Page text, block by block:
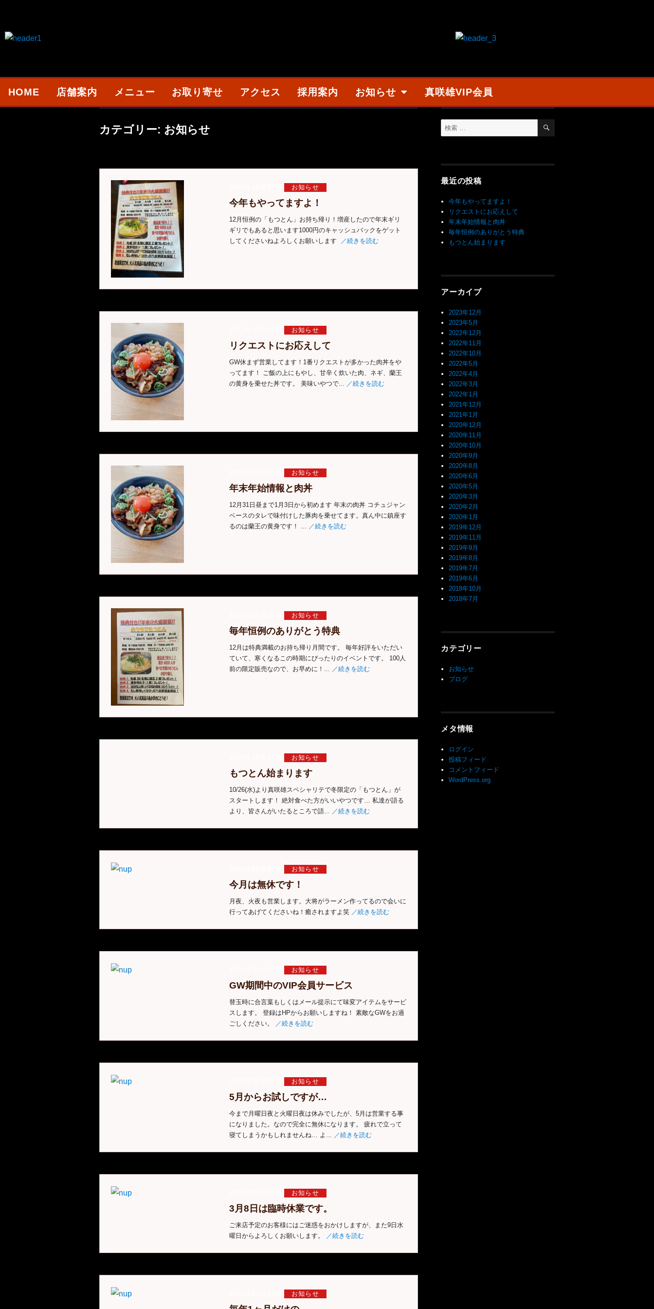
HOME 店舗案内 メニュー お取り寄せ アクセス 採用案内 お知らせ 真咲雄VIP会員
カテゴリー: お知らせ
お知らせ
今年もやってますよ！
12月恒例の「もつとん」お持ち帰り！増産したので年末ギリ
ギリでもあると思います1000円のキャッシュバックをゲット
してくださいねよろしくお願いします
／続きを読む
お知らせ
リクエストにお応えして
GW休まず営業してます！1番リクエストが多かった肉丼をや
ってます！ ご飯の上にもやし、甘辛く炊いた肉、ネギ、蘭王
の黄身を乗せた丼です。 美味いやつで...
／続きを読む
お知らせ
年末年始情報と肉丼
12月31日昼まで1月3日から初めます 年末の肉丼 コチュジャン
ベースのタレで味付けした豚肉を乗せてます。真ん中に鎮座す
るのは蘭王の黄身です！ ...
／続きを読む
お知らせ
毎年恒例のありがとう特典
12月は特典満載のお持ち帰り月間です。 毎年好評をいただい
ていて、寒くなるこの時期にぴったりのイベントです。 100人
前の限定販売なので、お早めに！...
／続きを読む
お知らせ
もつとん始まります
10/26(水)より真咲雄スペシャリテで冬限定の「もつとん」が
スタートします！ 絶対食べた方がいいやつです… 私達が語る
より、皆さんがいたるところで語... ／続きを読む
お知らせ
今月は無休です！
月夜、火夜も営業します。大将がラーメン作ってるので会いに
行ってあげてくださいね！癒されますよ笑 ／続きを読む
お知らせ
GW期間中のVIP会員サービス
替玉時に合言葉もしくはメール提示にて味変アイテムをサービ
スします。 登録はHPからお願いしますね！ 素敵なGWをお過
ごしください。
／続きを読む
お知らせ
5月からお試しですが…
今まで月曜日夜と火曜日夜は休みでしたが、5月は営業する事
になりました。なので完全に無休になります。 疲れで立って
寝てしまうかもしれませんね… よ... ／続きを読む
お知らせ
3月8日は臨時休業です。
ご来店予定のお客様にはご迷惑をおかけしますが、また9日水
曜日からよろしくお願いします。
／続きを読む
お知らせ
最近の投稿
今年もやってますよ！
リクエストにお応えして
年末年始情報と肉丼
毎年恒例のありがとう特典
もつとん始まります
アーカイブ
2023年12月
2023年5月
2022年12月
2022年11月
2022年10月
2022年5月
2022年4月
2022年3月
2022年1月
2021年12月
2021年1月
2020年12月
2020年11月
2020年10月
2020年9月
2020年8月
2020年6月
2020年5月
2020年3月
2020年2月
2020年1月
2019年12月
2019年11月
2019年9月
2019年8月
2019年7月
2019年6月
2018年10月
2018年7月
カテゴリー
お知らせ
ブログ
メタ情報
ログイン
投稿フィード
コメントフィード
WordPress.org